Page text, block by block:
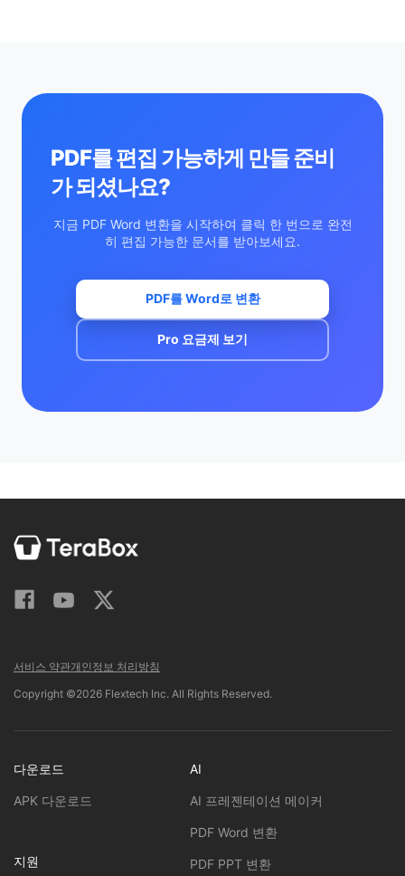
PDF를 편집 가능하게 만들 준비
가 되셨나요?
지금 PDF Word 변환을 시작하여 클릭 한 번으로 완전
히 편집 가능한 문서를 받아보세요.
PDF를 Word로 변환
Pro 요금제 보기
서비스 약관개인정보 처리방침
Copyright ©2026 Flextech Inc. All Rights Reserved.
다운로드
APK 다운로드
지원
AI
AI 프레젠테이션 메이커
PDF Word 변환
PDF PPT 변환